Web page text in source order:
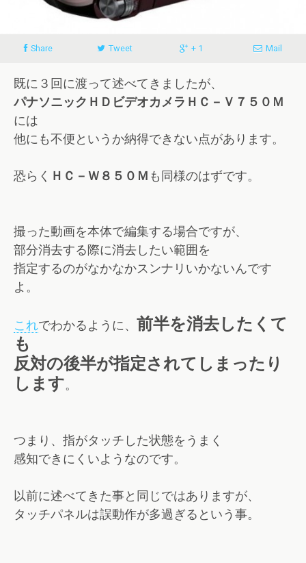
Share Tweet + 1 Mail
既に３回に渡って述べてきましたが、
パナソニックＨＤビデオカメラＨＣ－Ｖ７５０Ｍ
には
他にも不便というか納得できない点があります。
恐らく ＨＣ－Ｗ８５０Ｍ も同様のはずです。
撮った動画を本体で編集する場合ですが、
部分消去する際に消去したい範囲を
指定するのがなかなかスンナリいかないんです
よ。
これでわかるように、 前半を消去したくて
も
反対の後半が指定されてしまったり
します。
つまり、指がタッチした状態をうまく
感知できにくいようなのです。
以前に述べてきた事と同じではありますが、
タッチパネルは誤動作が多過ぎるという事。